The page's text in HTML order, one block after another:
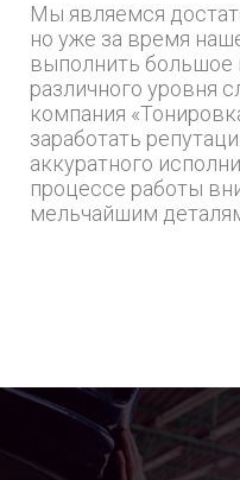
Мы являемся
но уже за время
выполнить большое
различного уровня
компания
заработать
аккуратного
процессе работы
мельчайшим